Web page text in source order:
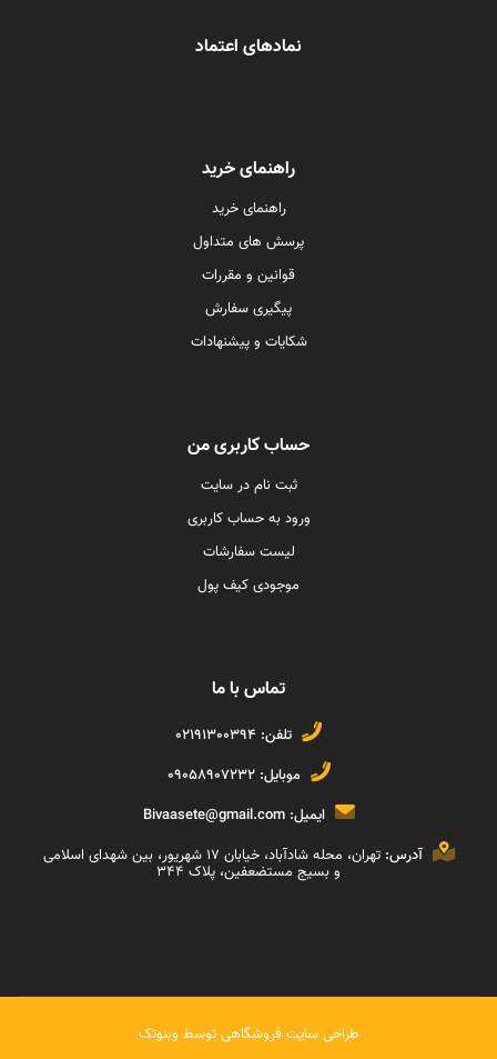
نمادهای اعتماد
راهنمای خرید
راهنمای خرید
پرسش های متداول
قوانین و مقررات
پیگیری سفارش
شکایات و پیشنهادات
حساب کاربری من
ثبت نام در سایت
ورود به حساب کاربری
لیست سفارشات
موجودی کیف پول
تماس با ما
تلفن: 02191300394
موبایل: 09058907232
ایمیل: Bivaasete@gmail.com
آدرس:
تهران، محله شادآباد، خیابان ١٧ شهریور، بین شهدای اسلامی
و بسیج مستضعفین، پلاک ۳۴۴
طراحی سایت فروشگاهی توسط وبنوتک